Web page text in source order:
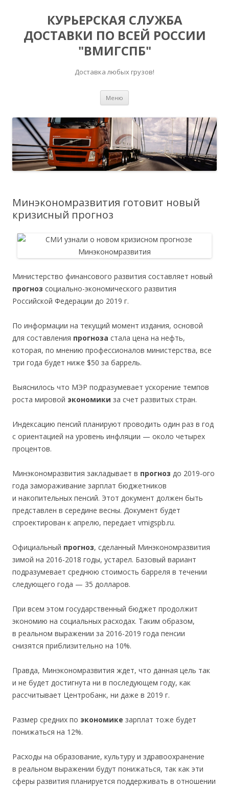
КУРЬЕРСКАЯ СЛУЖБА
ДОСТАВКИ ПО ВСЕЙ РОССИИ
"ВМИГСПБ"
Доставка любых грузов!
Меню
Минэкономразвития готовит новый
кризисный прогноз
Министерство финансового развития составляет новый
прогноз социально-экономического развития
Российской Федерации до 2019 г.
По информации на текущий момент издания, основой
для составления прогноза стала цена на нефть,
которая, по мнению профессионалов министерства, все
три года будет ниже $50 за баррель.
Выяснилось что МЭР подразумевает ускорение темпов
роста мировой экономики за счет развитых стран.
Индексацию пенсий планируют проводить один раз в год
с ориентацией на уровень инфляции — около четырех
процентов.
Минэкономразвития закладывает в прогноз до 2019-ого
года замораживание зарплат бюджетников
и накопительных пенсий. Этот документ должен быть
представлен в середине весны. Документ будет
спроектирован к апрелю, передает vmigspb.ru.
Официальный прогноз, сделанный Минэкономразвития
зимой на 2016-2018 годы, устарел. Базовый вариант
подразумевает среднюю стоимость барреля в течении
следующего года — 35 долларов.
При всем этом государственный бюджет продолжит
экономию на социальных расходах. Таким образом,
в реальном выражении за 2016-2019 года пенсии
снизятся приблизительно на 10%.
Правда, Минэкономразвития ждет, что данная цель так
и не будет достигнута ни в последующем году, как
рассчитывает Центробанк, ни даже в 2019 г.
Размер средних по экономике зарплат тоже будет
понижаться на 12%.
Расходы на образование, культуру и здравоохранение
в реальном выражении будут понижаться, так как эти
сферы развития планируется поддерживать в отношении